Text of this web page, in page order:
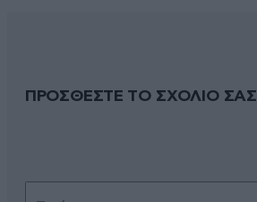
ΠΡΟΣΘΕΣΤΕ ΤΟ ΣΧΟΛΙΟ ΣΑΣ